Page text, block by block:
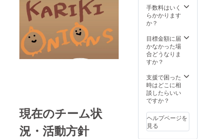
現在のチーム状
況・活動方針
手数料はいく
らかかります
か？
目標金額に届
かなかった場
合どうなりま
すか？
支援で困った
時はどこに相
談したらいい
ですか？
ヘルプページを
見る